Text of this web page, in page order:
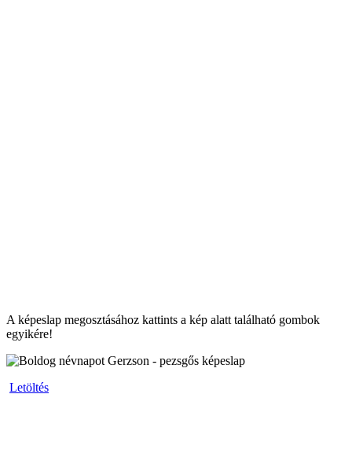
A képeslap megosztásához kattints a kép alatt található gombok
egyikére!
Letöltés